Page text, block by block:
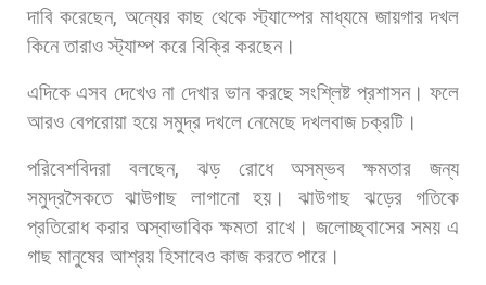
দাবি করেছেন, অন্যের কাছ থেকে স্ট্যাম্পের মাধ্যমে জায়গার দখল
কিনে তারাও স্ট্যাম্প করে বিক্রি করছেন।
এদিকে এসব দেখেও না দেখার ভান করছে সংশ্লিষ্ট প্রশাসন। ফলে
আরও বেপরোয়া হয়ে সমুদ্র দখলে নেমেছে দখলবাজ চক্রটি।
পরিবেশবিদরা বলছেন, ঝড় রোধে অসম্ভব ক্ষমতার
জন্য
সমুদ্রসৈকতে ঝাউগাছ লাগানো হয়। ঝাউগাছ ঝড়ের
গতিকে
প্রতিরোধ করার অস্বাভাবিক ক্ষমতা রাখে। জলোচ্ছ্বাসের সময় এ
গাছ মানুষের আশ্রয় হিসাবেও কাজ করতে পারে।